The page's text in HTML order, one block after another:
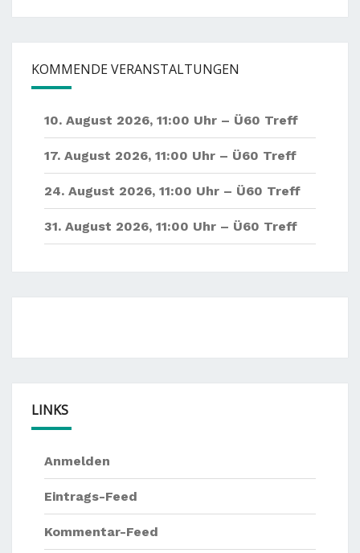
KOMMENDE VERANSTALTUNGEN
10. August 2026, 11:00 Uhr – Ü60 Treff
17. August 2026, 11:00 Uhr – Ü60 Treff
24. August 2026, 11:00 Uhr – Ü60 Treff
31. August 2026, 11:00 Uhr – Ü60 Treff
LINKS
Anmelden
Eintrags-Feed
Kommentar-Feed